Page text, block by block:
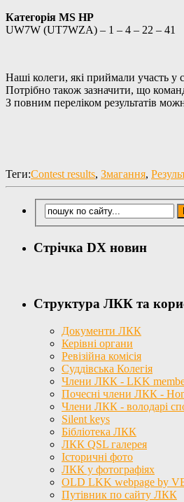
Категорія MS HP
UW7W (UT7WZA) – 1 – 4 – 22 – 41
Наші колеги, які приймали участь
Потрібно також зазначити, що
З повним переліком результатів
Теги:Contest results, Змагання,
Стрічка DX новин
Структура ЛКК та
Документи ЛКК
Керівні органи
Ревізійна комісія
Суддівська Колегія
Члени ЛКК - LKK
Почесні члени ЛКК -
Члени ЛКК - володарі
Silent keys
Бібліотека ЛКК
ЛКК QSL галерея
Історичні фото
ЛКК у фотографіях
OLD LKK webpage by
Путівник по сайту ЛКК